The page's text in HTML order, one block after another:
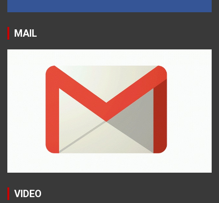
MAIL
VIDEO